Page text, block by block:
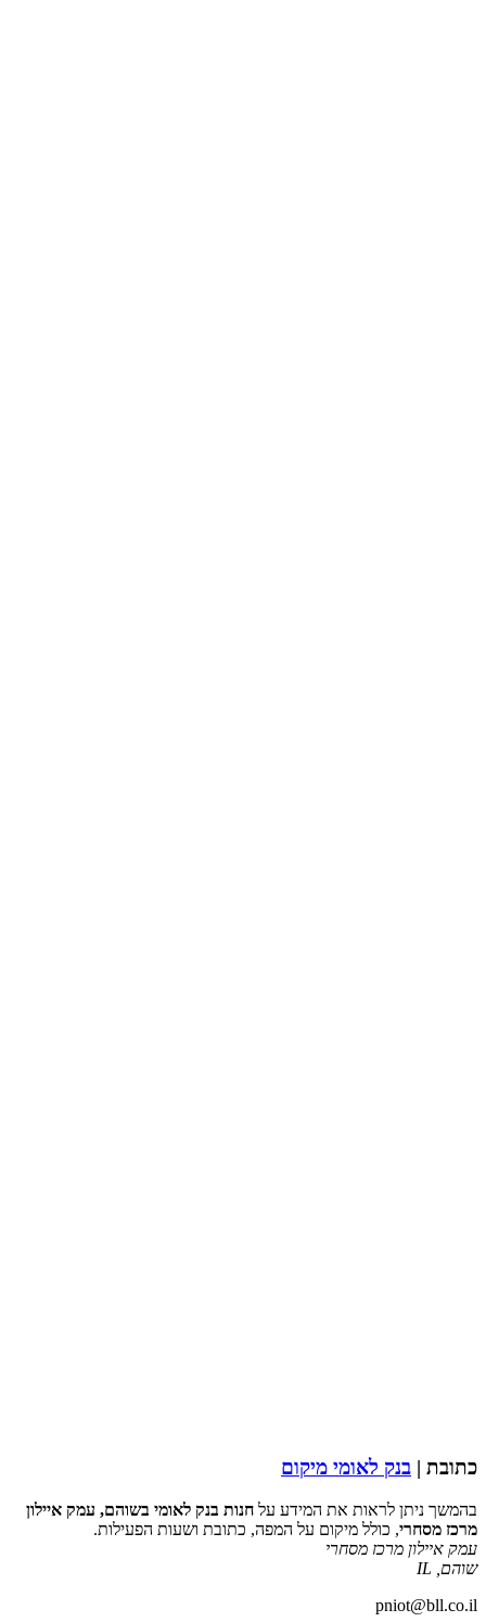
כתובת | בנק לאומי מיקום
בהמשך ניתן לראות את המידע על חנות בנק לאומי בשוהם, עמק איילון
מרכז מסחרי, כולל מיקום על המפה, כתובת ושעות הפעילות.
עמק איילון מרכז מסחרי
שוהם IL
pniot@bll.co.il